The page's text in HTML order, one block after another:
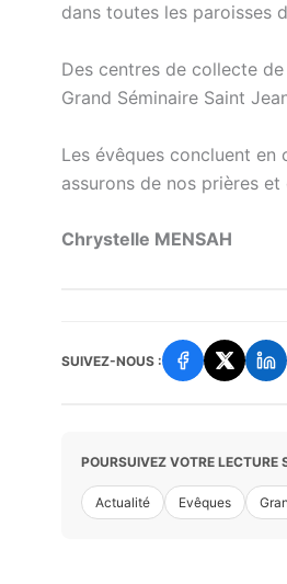
dans toutes les paroisses
Des centres de collecte
Grand Séminaire Saint
Les évêques concluent
assurons de nos prières
Chrystelle MENSAH
SUIVEZ-NOUS :
POURSUIVEZ VOTRE LECTURE
Actualité Evêques